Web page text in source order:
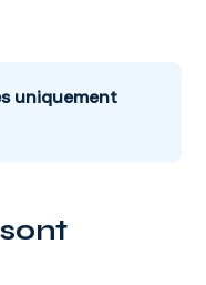
uniquement